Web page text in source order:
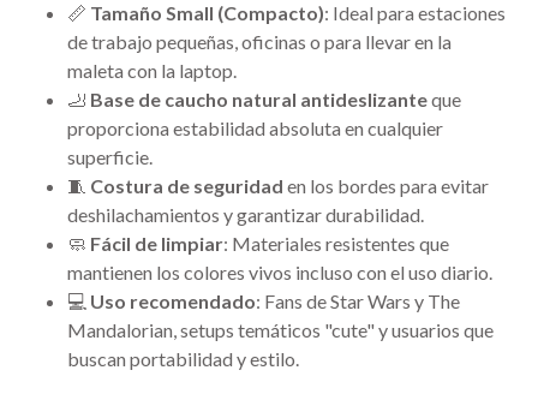
📏 Tamaño Small (Compacto): Ideal para estaciones
de trabajo pequeñas, oficinas o para llevar en la
maleta con la laptop.
🦶 Base de caucho natural antideslizanteque
proporciona estabilidad absoluta en cualquier
superficie.
🧵 Costura de seguridad en los bordes para evitar
deshilachamientos y garantizar durabilidad.
🧼 Fácil de limpiar: Materiales resistentes que
mantienen los colores vivos incluso con el uso diario.
💻 Uso recomendado: Fans de Star Wars y The
Mandalorian, setups temáticos "cute" y usuarios que
buscan portabilidad y estilo.